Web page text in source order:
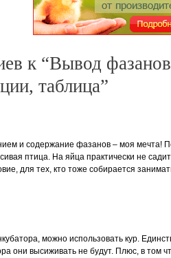
к “Вывод
таблица”
и содержание фазанов – моя мечта!
птица. На яйца практически не
для тех, кто тоже собирается
можно использовать кур.
они высиживать не будут. Плюс, в том